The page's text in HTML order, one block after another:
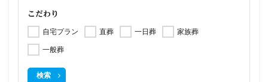
こだわり
自宅プラン 直葬 一日葬
家族葬
一般葬
検索